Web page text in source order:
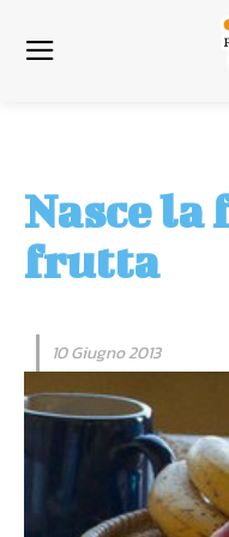
Nasce
frutta
10 Giugno 2013